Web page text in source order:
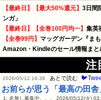
【最終日】【最大50%還元】 3日間
ンガ」
【最終日】【全巻100円均一】 集英
【全巻99円】 マッグガーデン『ま
Amazon・Kindleのセール情報まと
注
2026/05/12 16:38 あとで読む
お前らが思う「最高の田
1: 名無し募集中。。。 2026/05/12(火)